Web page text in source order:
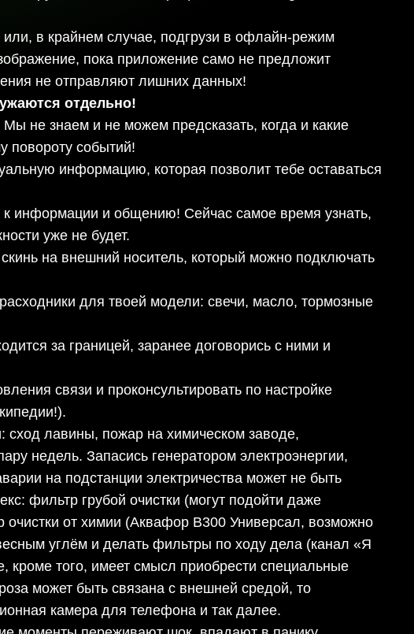
или, в крайнем случае, подгрузи в офлайн-режим
пока приложение само не предложит
не отправляют лишних данных!
отдельно!
не знаем и не можем предсказать, когда и какие
повороту событий!
информацию, которая позволит тебе оставаться
к информации и общению! Сейчас самое время узнать,
уже не будет.
на внешний носитель, который можно подключать
для твоей модели: свечи, масло, тормозные
за границей, заранее договорись с ними и
связи и проконсультировать по настройке
сход лавины, пожар на химическом заводе,
недель. Запасись генератором электроэнергии,
на подстанции электричества может не быть
фильтр грубой очистки (могут подойти даже
от химии (Аквафор В300 Универсал, возможно
углём и делать фильтры по ходу дела (канал «Я
того, имеет смысл приобрести специальные
может быть связана с внешней средой, то
камера для телефона и так далее.